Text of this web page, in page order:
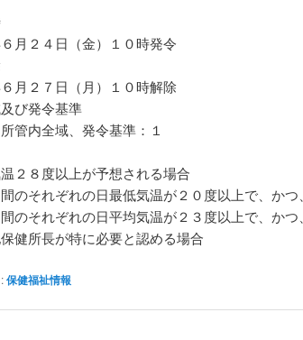
月２４日（金）１０時発令
月２７日（月）１０時解除
び発令基準
管内全域、発令基準：１
２８度以上が予想される場合
のそれぞれの日最低気温が２０度以上で、か
のそれぞれの日平均気温が２３度以上で、か
健所長が特に必要と認める場合
保健福祉情報